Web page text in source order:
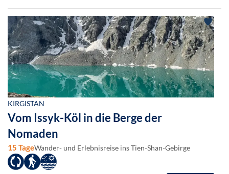
KIRGISTAN
Vom Issyk-Köl in die Berge der
Nomaden
15 TageWander- und Erlebnisreise ins Tien-Shan-Gebirge